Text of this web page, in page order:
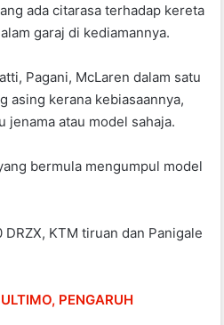
ada citarasa terhadap kereta
garaj di kediamannya.
Pagani, McLaren dalam satu
asing kerana kebiasaannya,
jenama atau model sahaja.
bermula mengumpul model
KTM tiruan dan Panigale
PENGARUH